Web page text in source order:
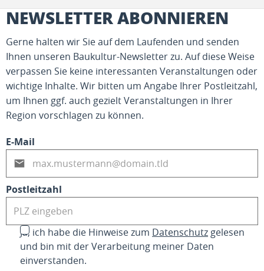
NEWSLETTER ABONNIEREN
Gerne halten wir Sie auf dem Laufenden und senden
Ihnen unseren Baukultur-Newsletter zu. Auf diese Weise
verpassen Sie keine interessanten Veranstaltungen oder
wichtige Inhalte. Wir bitten um Angabe Ihrer Postleitzahl,
um Ihnen ggf. auch gezielt Veranstaltungen in Ihrer
Region vorschlagen zu können.
E-Mail
Postleitzahl
Ja, ich habe die Hinweise zum Datenschutz gelesen
und bin mit der Verarbeitung meiner Daten
einverstanden.